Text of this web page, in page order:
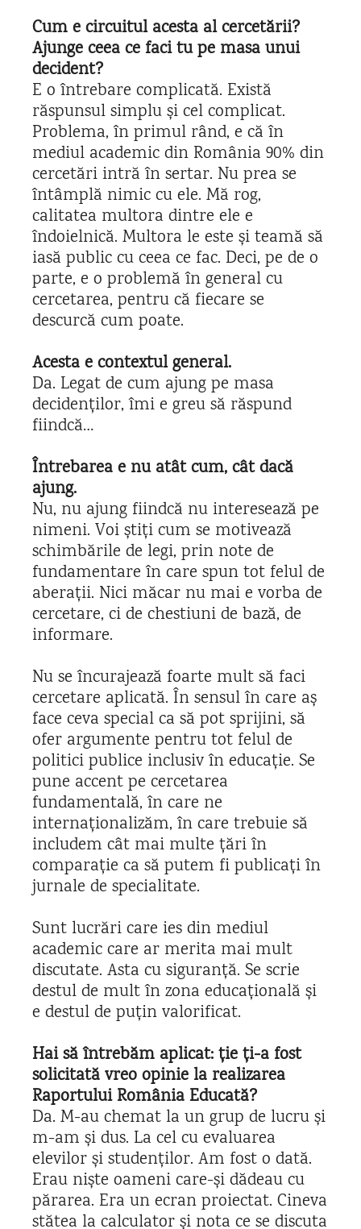
Cum e circuitul acesta al cercetării?
Ajunge ceea ce faci tu pe masa unui
decident?
E o întrebare complicată. Există
răspunsul simplu și cel complicat.
Problema, în primul rând, e că în
mediul academic din România 90% din
cercetări intră în sertar. Nu prea se
întâmplă nimic cu ele. Mă rog,
calitatea multora dintre ele e
îndoielnică. Multora le este și teamă să
iasă public cu ceea ce fac. Deci, pe de o
parte, e o problemă în general cu
cercetarea, pentru că fiecare se
descurcă cum poate.
Acesta e contextul general.
Da. Legat de cum ajung pe masa
decidenților, îmi e greu să răspund
fiindcă…
Întrebarea e nu atât cum, cât dacă
ajung.
Nu, nu ajung fiindcă nu interesează pe
nimeni. Voi știți cum se motivează
schimbările de legi, prin note de
fundamentare în care spun tot felul de
aberații. Nici măcar nu mai e vorba de
cercetare, ci de chestiuni de bază, de
informare.
Nu se încurajează foarte mult să faci
cercetare aplicată. În sensul în care aș
face ceva special ca să pot sprijini, să
ofer argumente pentru tot felul de
politici publice inclusiv în educație. Se
pune accent pe cercetarea
fundamentală, în care ne
internaționalizăm, în care trebuie să
includem cât mai multe țări în
comparație ca să putem fi publicați în
jurnale de specialitate.
Sunt lucrări care ies din mediul
academic care ar merita mai mult
discutate. Asta cu siguranță. Se scrie
destul de mult în zona educațională și
e destul de puțin valorificat.
Hai să întrebăm aplicat:ție ți-a fost
solicitată vreo opinie la realizarea
Raportului România Educată?
Da. M-au chemat la un grup de lucru și
m-am și dus. La cel cu evaluarea
elevilor și studenților. Am fost o dată.
Erau niște oameni care-și dădeau cu
părarea. Era un ecran proiectat. Cineva
stătea la calculator și nota ce se discuta